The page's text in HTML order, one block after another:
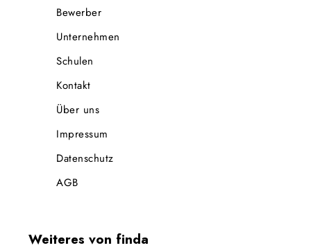
Bewerber
Unternehmen
Schulen
Kontakt
Über uns
Impressum
Datenschutz
AGB
Weiteres von finda